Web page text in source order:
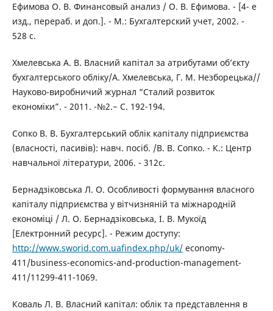
Ефимова О. В. Финансовый анализ / О. В. Ефимова. - [4- е
изд., перераб. и доп.]. - М.: Бухгалтерский учет, 2002. -
528 с.
Хмелевська А. В. Власний капітал за атрибутами об’єкту
бухгалтерського обліку/А. Хмелевська, Г. М. Незборецька//
Науково-виробничий журнал “Сталий розвиток
економіки”. - 2011. -№2.~ С. 192-194.
Сопко В. В. Бухгалтерський облік капіталу підприємства
(власності, пасивів): навч. посіб. /В. В. Сопко. - К.: Центр
навчальної літератури, 2006. - 312с.
Бернадзіковська Л. О. Особливості формування власного
капіталу підприємства у вітчизняній та міжнародній
економіці / Л. О. Бернадзіковська, І. В. Мукоїд
[Електронний ресурс]. - Режим доступу:
http://www.sworid.com.uafindex.php/uk/economy-
411/business-economics-and-production-management-
411/11299-411-1069.
Коваль Л. В. Власний капітал: облік та представлення в